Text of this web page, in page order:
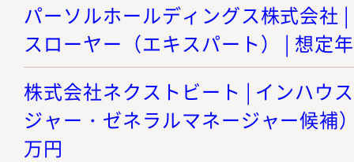
パーソルホールディングス株式会社
スローヤー（エキスパート） | 想定
株式会社ネクストビート | インハウ
ジャー・ゼネラルマネージャー候補
万円